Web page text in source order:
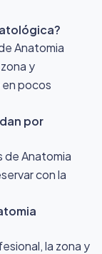
Anatomia
y
pocos
por
de Anatomia
con la
la zona y